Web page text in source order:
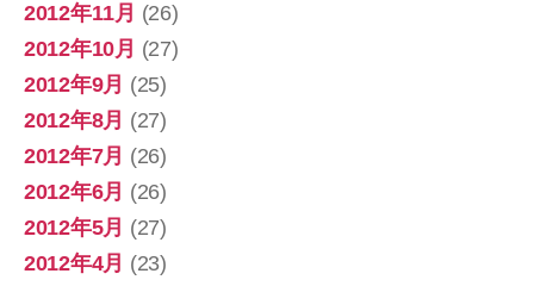
2012年11月 (26)
2012年10月 (27)
2012年9月 (25)
2012年8月 (27)
2012年7月 (26)
2012年6月 (26)
2012年5月 (27)
2012年4月 (23)